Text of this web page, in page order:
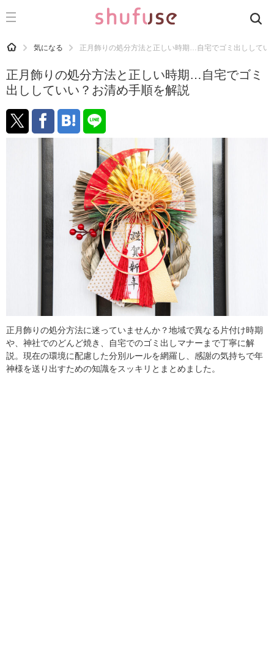
CATEGORY 記事カテゴリ
運気
洗濯
生活の知恵
食材辞典
HOME 気になる 正月飾りの処分方法と正しい時期…自宅でゴミ出ししてい
正月飾りの処分方法と正しい時期…自宅でゴミ
出ししていい？お清め手順を解説
正月飾りの処分方法に迷っていませんか？地域で異なる片付け時期
や、神社でのどんど焼き、自宅でのゴミ出しマナーまで丁寧に解
説。現在の環境に配慮した分別ルールを網羅し、感謝の気持ちで年
神様を送り出すための知識をスッキリとまとめました。